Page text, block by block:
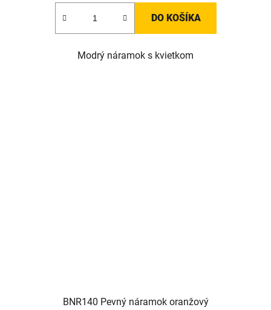
DO KOŠÍKA
Modrý náramok s kvietkom
BNR140 Pevný náramok oranžový